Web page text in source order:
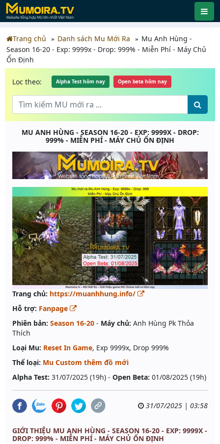
Trang chủ Danh sách Mu Mới Ra
Mu Anh Hùng -
Season 16-20 - Exp: 9999x - Drop: 999% - Miễn Phí - Máy Chủ
Ổn Định
Lọc theo: Alpha Test hôm nay Open beta hôm nay
MU ANH HÙNG - SEASON 16-20 - EXP: 9999X - DROP:
999% - MIỄN PHÍ - MÁY CHỦ ỔN ĐỊNH
Trang chủ: https://muanhhung.info/
Hỗ trợ: Fanpage
Phiên bản: Season 16-20 - Máy chủ: Anh Hùng Pk Thỏa
Thích
Loại Mu: Reset In Game, Exp 9999x, Drop 999%
Thể loại: Mu Custom thêm đồ mới
Alpha Test: 31/07/2025 (19h) - Open Beta: 01/08/2025 (19h)
31/07/2025 | 03:58
GIỚI THIỆU MU ANH HÙNG - SEASON 16-20 - EXP: 9999X -
DROP: 999% - MIỄN PHÍ - MÁY CHỦ ỔN ĐỊNH